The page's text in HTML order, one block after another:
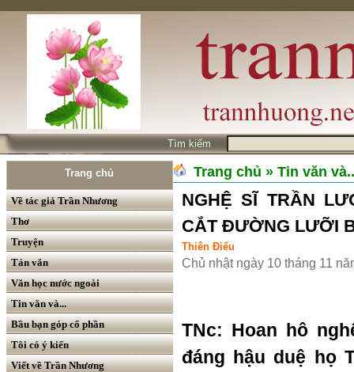
Tìm kiếm
Trang chủ
Về tác giả Trần Nhương
Thơ
Truyện
Tản văn
Văn học nước ngoài
Tin văn và...
Bầu bạn góp cổ phần
Tôi có ý kiến
Viết về Trần Nhương
Trang chủ » Tin văn
NGHỆ SĨ TRẦN
CẮT ĐƯỜNG LƯỠI
Thiên Điểu
Chủ nhật ngày 10 tháng 11
TNc: Hoan hô
đáng hậu duệ họ